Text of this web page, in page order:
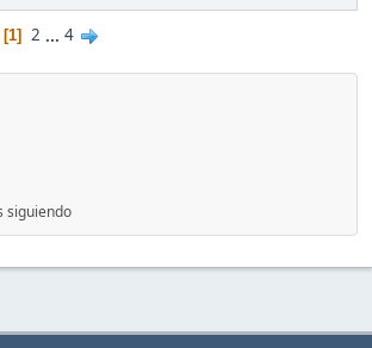
1 2 ... 4
siguiendo